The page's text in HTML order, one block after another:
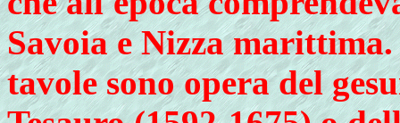
Savoia e Nizza
tavole sono opera del